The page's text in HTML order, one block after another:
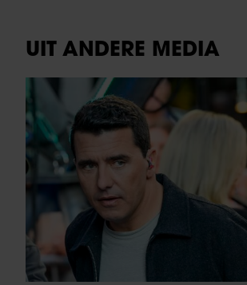
UIT ANDERE MEDIA